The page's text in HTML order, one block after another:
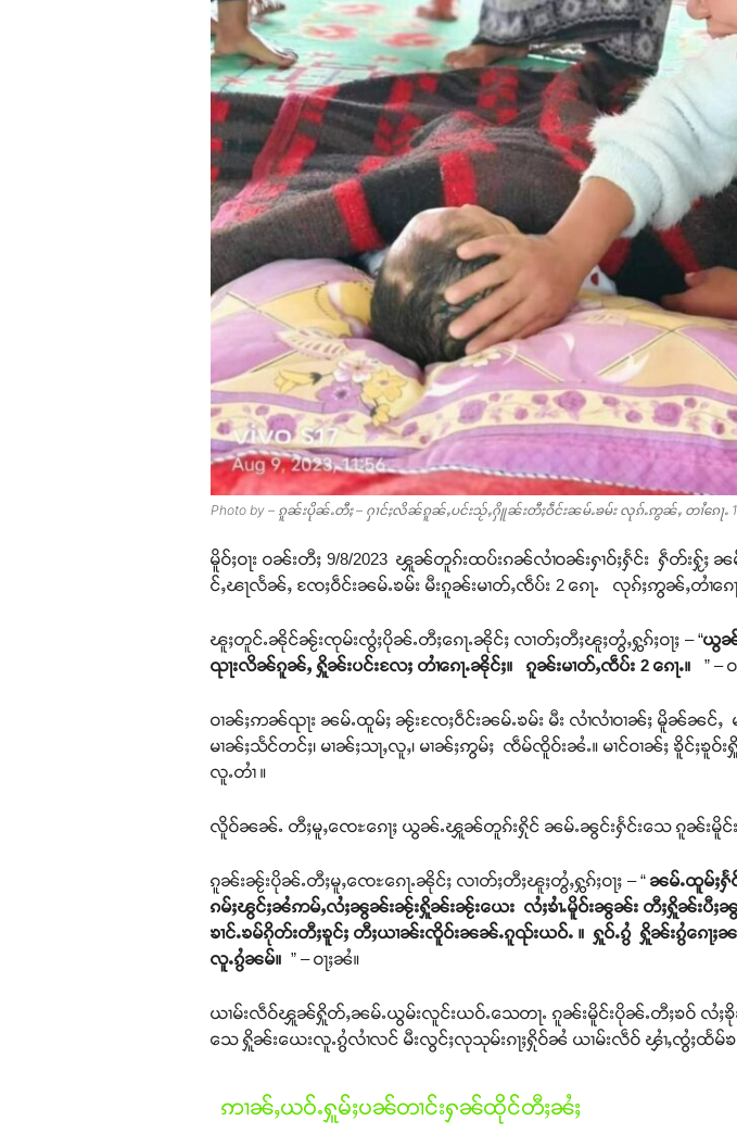
Photo by – ၵူၼ်းပိုၼ်ႉတီႈ – ႁၢင်ႈလိၼ်ၵူၼ်ႇပင်းသႂ်ႇႁိူၼ်းတီႈဝဵင်းၼမ်ႉၶမ်း လုၵ်ႉဢွၼ်ႇ တၢႆၵေႃႉ 1
မိူဝ်ႈဝႃး ဝၼ်းတီႈ 9/8/2023 ၾူၼ်တူၵ်းထပ်းၵၼ်လၢႆဝၼ်းႁၢဝ်ႈႁႅင်း ႁဵတ်း
င်ႇၽႃလႅၼ်ႇ ၸႄႈဝဵင်းၼမ်ႉၶမ်း မီးၵူၼ်းမၢတ်ႇၸဵပ်း 2 ၵေႃႉ လုၵ်ႈဢွၼ်ႇတၢႆၵေႃ
ၽူႈတူင်ႉၼိုင်ၼႂ်းၸုမ်းၸွႆႈပိုၼ်ႉတီႈၵေႃႉၼိုင်ႈ လၢတ်ႈတီႈၽူႈတွႆႇႁွၵ်ႈဝႃႈ – “ယွၼ်
ၺႃးလိၼ်ၵူၼ်ႇ ႁိူၼ်းပင်းလႄႈ တၢႆၵေႃႉၼိုင်ႈ။ ၵူၼ်းမၢတ်ႇၸဵပ်း 2 ၵေႃႉ။
” –
ဝၢၼ်ႈဢၼ်ၺႃး ၼမ်ႉထူမ်ႈ ၼႂ်းၸႄႈဝဵင်းၼမ်ႉၶမ်း မီး လၢႆလၢႆဝၢၼ်ႈ မိူၼ်ၼင်ႇ မၢၼ်
မၢၼ်ႈသႅင်တင်ႈ၊ မၢၼ်ႈသႃႇလူႇ၊ မၢၼ်ႈဢွမ်ႈ ၸဵမ်ၸိူဝ်းၼႆႉ။ မၢင်ဝၢၼ်ႈ ၶိူင်ႈၶူ
လူႉတၢႆ ။
လိူဝ်ၼၼ်ႉ တီႈမူႇၸေႊၵေႃႈ ယွၼ်ႉၾူၼ်တူၵ်းႁိုင် ၼမ်ႉၼွင်းႁႅင်းသေ ၵူၼ်းမိူင်းပေ
ၵူၼ်းၼႂ်းပိုၼ်ႉတီႈမူႇၸေႊၵေႃႉၼိုင်ႈ လၢတ်ႈတီႈၽူႈတွႆႇႁွၵ်ႈဝႃႈ – “ ၼမ်ႉထူမ်ႈႁႅ
ၵမ်ႈၽွင်ႈၼႆဢမ်ႇလႆႈၼွၼ်းၼႂ်းႁိူၼ်းၼႂ်းယေး လႆႈၶၢႆႉမိူဝ်းၼွၼ်း တီႈႁိူၼ်းပီ
ၶၢင်ႉၶမ်ၵိုတ်းတီႈၶူင်ႈ တီႈယၢၼ်းၸိူဝ်းၼၼ်ႉၵူၺ်းယဝ်ႉ ။ ႁူဝ်ႉၵွႆ ႁိူၼ်းၵွႆၵေႃႈၼ
လူႉၵွႆၼမ်။ ” – ဝႃႈၼႆ။
ယၢမ်းလဵဝ်ၾူၼ်ႁိူတ်ႇၼမ်ႉယွမ်းလူင်းယဝ်ႉသေတႃႉ ၵူၼ်းမိူင်းပိုၼ်ႉတီႈၶဝ် လႆ
သေ ႁိူၼ်းယေးလူႉၵွႆလၢႆလင် မီးလွင်ႈလုသုမ်းၵႃႈႁိုဝ်ၼႆ ယၢမ်းလဵဝ် ၾၢႆႇၸွႆႈထႅမ်
ဢၢၼ်ႇယဝ်ႉႁူမ်ႈပၼ်တၢင်းႁၼ်ထိုင်တီႈၼႆႈ